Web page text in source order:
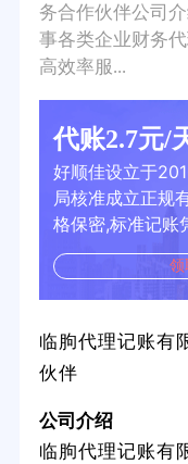
务合作伙伴公司
事各类企业财务
高效率服...
代账2.7元/
好顺佳设立于
局核准成立正规
格保密,标准记账
领
临朐代理记账有
伙伴
公司介绍
临朐代理记账有